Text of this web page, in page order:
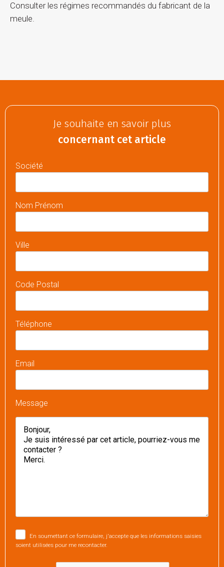
Consulter les régimes recommandés du fabricant de la
meule.
Je souhaite en savoir plus
concernant cet article
Société
Nom Prénom
Ville
Code Postal
Téléphone
Email
Message
En soumettant ce formulaire, j'accepte que les informations saisies
soient utilisées pour me recontacter.